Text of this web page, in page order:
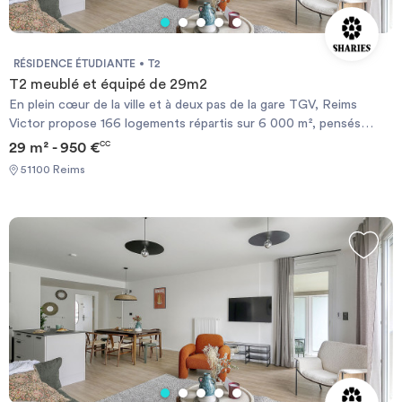
RÉSIDENCE ÉTUDIANTE T2
T2 meublé et équipé de 29m2
En plein cœur de la ville et à deux pas de la gare TGV, Reims
Victor propose 166 logements répartis sur 6 000 m², pensés
comme un véritable lieu de vie. La résidence offre des studios,
des appartements de deux pièces ou des chambres en
colocation, ainsi que des équipements variés : fitness, salle de
coworking accessibles au public. Un cadre idéal pour un quotidien
simple, confortable et stimulant.
29 m² - 950 €CC
51100 Reims